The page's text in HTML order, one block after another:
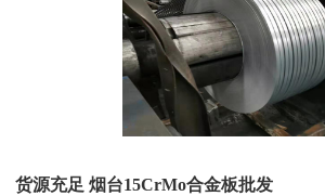
货源充足 烟台15CrMo合金板批发